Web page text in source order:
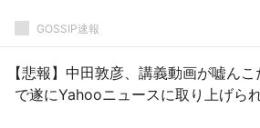
GOSSIP速報
【悲報】中田敦彦、講義動画が嘘んこ
で遂にYahooニュースに取り上げら